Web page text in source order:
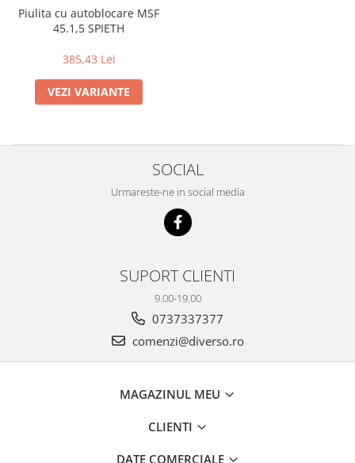
PMMA
MULTIMATERIAL
Piulita cu autoblocare MSF
45.1,5 SPIETH
385,43 Lei
VEZI VARIANTE
SOCIAL
Urmareste-ne in social media
SUPORT CLIENTI
9.00-19.00
0737337377
comenzi@diverso.ro
MAGAZINUL MEU
CLIENTI
DATE COMERCIALE